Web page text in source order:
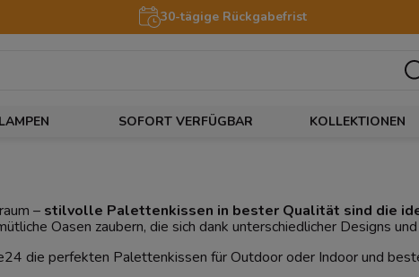
30-tägige Rückgabefrist
LAMPEN SOFORT VERFÜGBAR KOLLEKTIONEN
– stilvolle Palettenkissen in bester Qualität sind die
Oasen zaubern, die sich dank unterschiedlicher Designs
die perfekten Palettenkissen für Outdoor oder Indoor und